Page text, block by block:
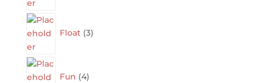
Float 3products
Fun 4products